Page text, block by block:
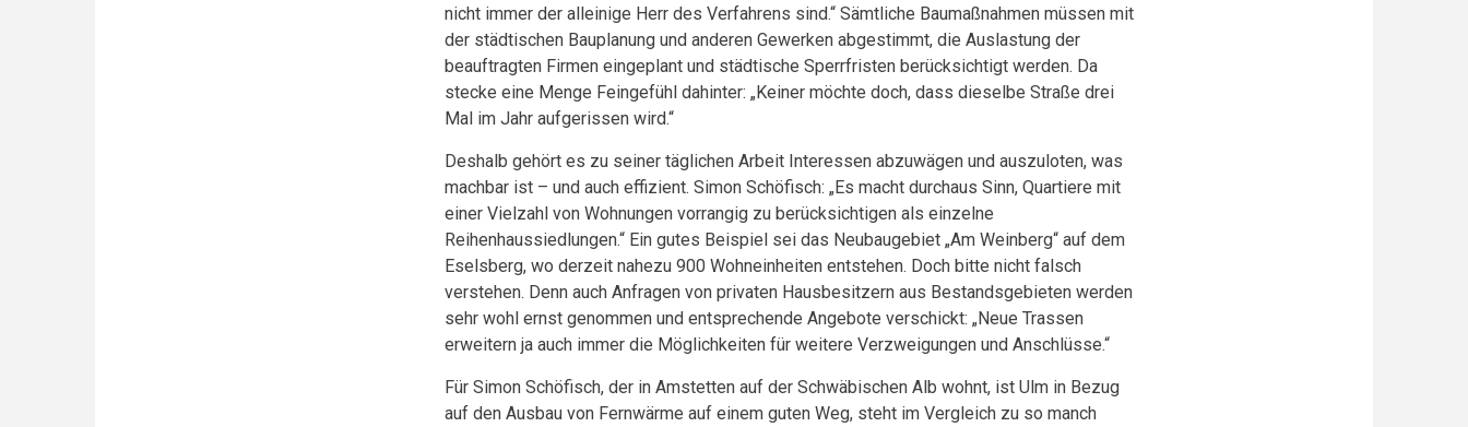
nicht immer der alleinige Herr des Verfahrens sind.“ Sämtliche Baumaßnahmen müssen mit
der städtischen Bauplanung und anderen Gewerken abgestimmt, die Auslastung der
beauftragten Firmen eingeplant und städtische Sperrfristen berücksichtigt werden. Da
stecke eine Menge Feingefühl dahinter: „Keiner möchte doch, dass dieselbe Straße drei
Mal im Jahr aufgerissen wird.“
Deshalb gehört es zu seiner täglichen Arbeit Interessen abzuwägen und auszuloten, was
machbar ist – und auch effizient. Simon Schöfisch: „Es macht durchaus Sinn, Quartiere mit
einer Vielzahl von Wohnungen vorrangig zu berücksichtigen als einzelne
Reihenhaussiedlungen.“ Ein gutes Beispiel sei das Neubaugebiet „Am Weinberg“ auf dem
Eselsberg, wo derzeit nahezu 900 Wohneinheiten entstehen. Doch bitte nicht falsch
verstehen. Denn auch Anfragen von privaten Hausbesitzern aus Bestandsgebieten werden
sehr wohl ernst genommen und entsprechende Angebote verschickt: „Neue Trassen
erweitern ja auch immer die Möglichkeiten für weitere Verzweigungen und Anschlüsse.“
Für Simon Schöfisch, der in Amstetten auf der Schwäbischen Alb wohnt, ist Ulm in Bezug
auf den Ausbau von Fernwärme auf einem guten Weg, steht im Vergleich zu so manch